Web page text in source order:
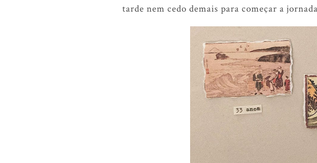
tarde nem cedo demais para começar a